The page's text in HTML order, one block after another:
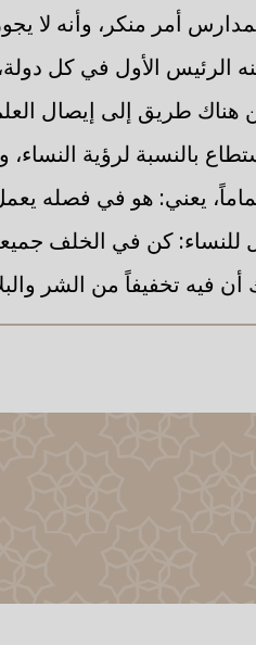
أمر منكر، وأنه لا
الرئيس الأول في كل
هناك طريق إلى إيصال
بالنسبة لرؤية
يعني: هو في فصله
للنساء: كن في الخلف
فيه تخفيفاً من الشر